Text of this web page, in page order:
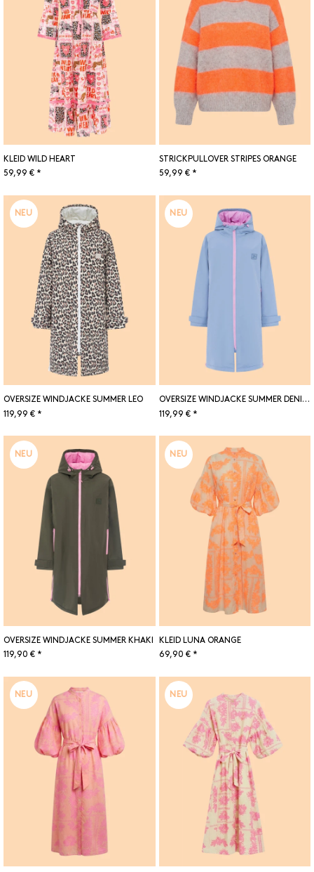
KLEID WILD HEART
59,99 € *
STRICKPULLOVER STRIPES ORANGE
59,99 € *
NEU
OVERSIZE WINDJACKE SUMMER LEO
119,99 € *
NEU
OVERSIZE WINDJACKE SUMMER DENIM BLUE
119,99 € *
NEU
OVERSIZE WINDJACKE SUMMER KHAKI
119,90 € *
NEU
KLEID LUNA ORANGE
69,90 € *
NEU NEU